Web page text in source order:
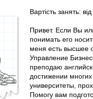
Вартість занять:
Привет. Если Вы
понимать его
меня есть высшее
Управление
преподаю
достижении
университеты,
Помогу вам